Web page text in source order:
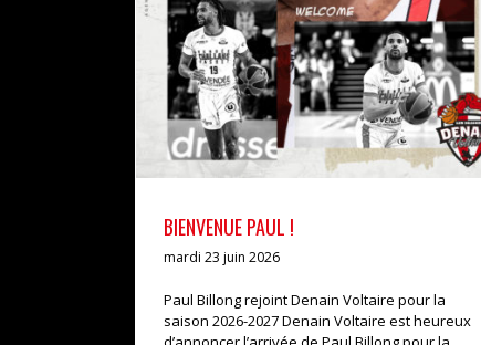
BIENVENUE PAUL !
mardi 23 juin 2026
Paul Billong rejoint Denain Voltaire pour la
saison 2026-2027 Denain Voltaire est heureux